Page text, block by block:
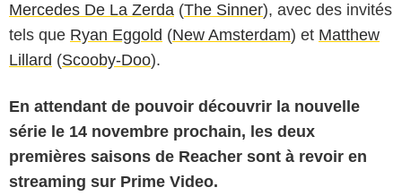
Mercedes De La Zerda (The Sinner), avec des invités
tels que Ryan Eggold (New Amsterdam) et Matthew
Lillard (Scooby-Doo).
En attendant de pouvoir découvrir la nouvelle
série le 14 novembre prochain, les deux
premières saisons de Reacher sont à revoir en
streaming sur Prime Video.